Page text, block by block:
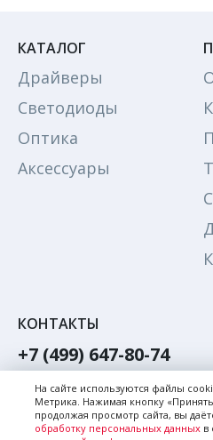
КАТАЛОГ
Драйверы
Светодиоды
Оптика
Аксессуары
КОНТАКТЫ
+7 (499) 647-80-74
Обратный звонок
Написать в Max
Написать в телеграм
На сайте используются файлы
Метрика. Нажимая кнопку
продолжая просмотр сайта, вы
обработку персональных данных в